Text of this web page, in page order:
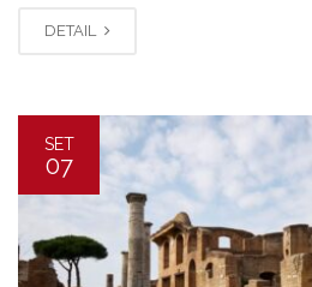
DETAIL
SET
07